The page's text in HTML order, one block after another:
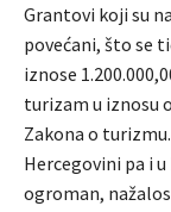
Grantovi koji su
povećani, što se
iznose
turizam u iznosu
Zakona o
Hercegovini pa i
ogroman,